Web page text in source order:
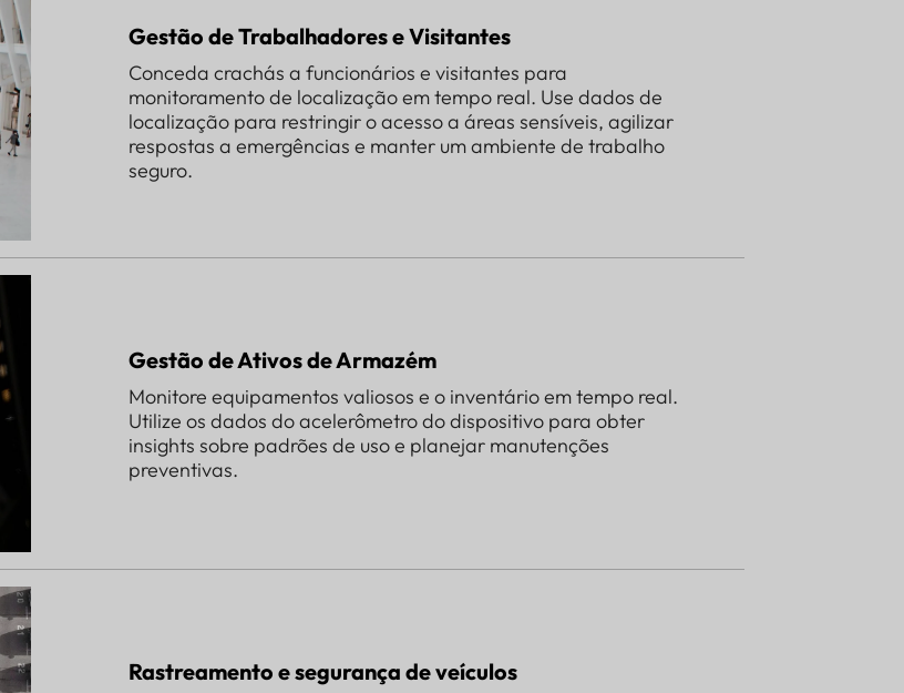
Gestão de Trabalhadores e Visitantes
Conceda crachás a funcionários e visitantes para
monitoramento de localização em tempo real. Use dados de
localização para restringir o acesso a áreas sensíveis, agilizar
respostas a emergências e manter um ambiente de trabalho
seguro.
Gestão de Ativos de Armazém
Monitore equipamentos valiosos e o inventário em tempo real.
Utilize os dados do acelerômetro do dispositivo para obter
insights sobre padrões de uso e planejar manutenções
preventivas.
Rastreamento e segurança de veículos